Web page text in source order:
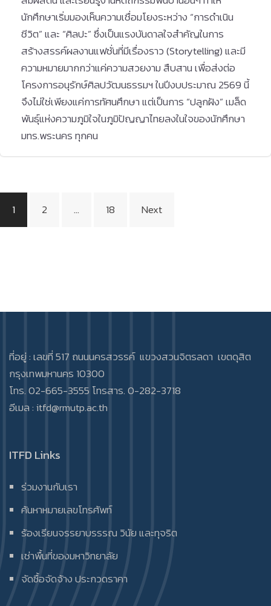
นักศึกษาเริ่มมองเห็นความเชื่อมโยงระหว่าง “การดำเนิน
ชีวิต” และ “ศิลปะ” ซึ่งเป็นแรงบันดาลใจสำคัญในการ
สร้างสรรค์ผลงานแฟชั่นที่มีเรื่องราว (Storytelling) และมี
ความหมายมากกว่าแค่ความสวยงาม สืบสาน เพื่อส่งต่อ
โครงการอนุรักษ์ศิลปวัฒนธรรมฯ ในปีงบประมาณ 2569 นี้
จึงไม่ใช่เพียงแค่การทัศนศึกษา แต่เป็นการ “ปลูกฝัง” เมล็ด
พันธุ์แห่งความภูมิใจในภูมิปัญญาไทยลงในใจของนักศึกษา
มทร.พระนคร ทุกคน
Posts
pagination
1 2 … 18 Next
ที่อยู่ : เลขที่ 517 ถนนนครสวรรค์ แขวงสวนจิตรลดา เขตดุสิต
กรุงเทพมหานคร 10300
โทร. 02-665-3555 โทรสาร. 0-282-3718
อีเมล :itfd@rmutp.ac.th
ITFD Links
ร่วมงานกับเรา
ค้นหาหมายเลขโทรศัพท์
ร้องเรียนจรรยาบรรรณ วินัย และทุจริต
เช่าพื้นที่ของมหาวิทยาลัย
จัดซื้อจัดจ้าง ประกวดราคา